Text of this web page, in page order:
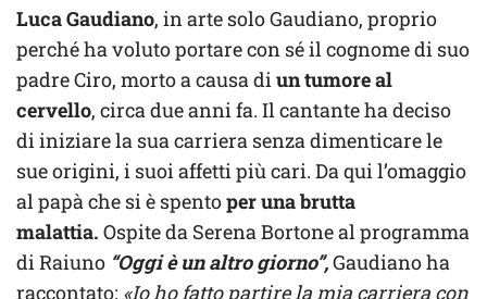
Luca Gaudiano, in arte solo Gaudiano, proprio
perché ha voluto portare con sé il cognome di suo
padre Ciro, morto a causa diun tumore al
cervello, circa due anni fa. Il cantante ha deciso
di iniziare la sua carriera senza dimenticare le
sue origini, i suoi affetti più cari. Da qui l’omaggio
al papà che si è spentoper una brutta
malattia. Ospite da Serena Bortone al programma
di Raiuno “Oggi è un altro giorno”,Gaudiano ha
raccontato: «Io ho fatto partire la mia carriera con